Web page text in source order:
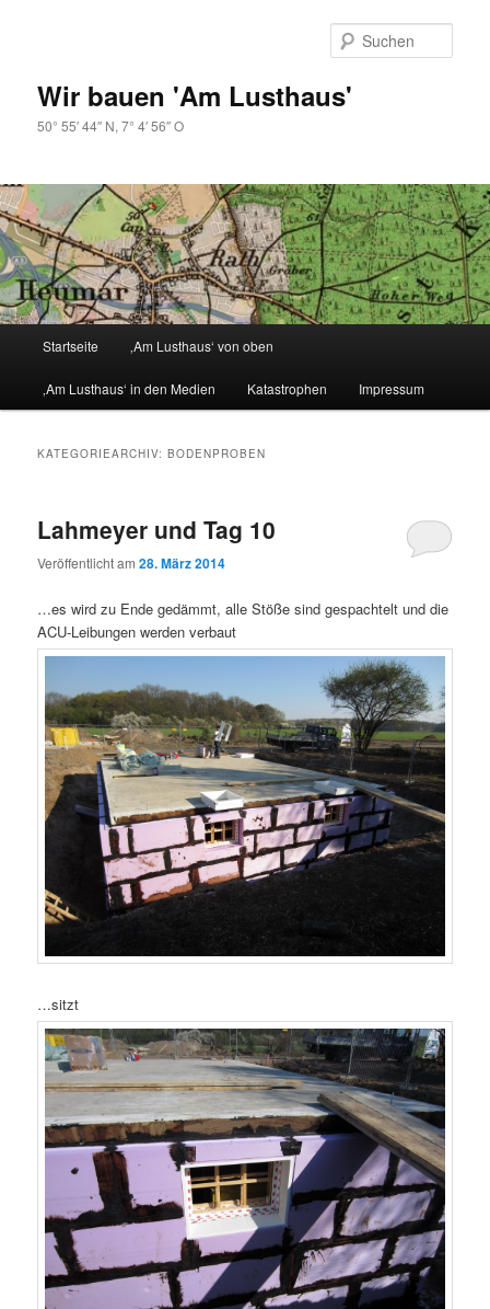
Wir bauen 'Am Lusthaus'
50° 55′ 44″ N, 7° 4′ 56″ O
Startseite ‚Am Lusthaus‘ von oben
‚Am Lusthaus‘ in den Medien Katastrophen Impressum
KATEGORIEARCHIV:BODENPROBEN
Lahmeyer und Tag 10
Veröffentlicht am28. März 2014
…es wird zu Ende gedämmt, alle Stöße sind gespachtelt und die
ACU-Leibungen werden verbaut
…sitzt